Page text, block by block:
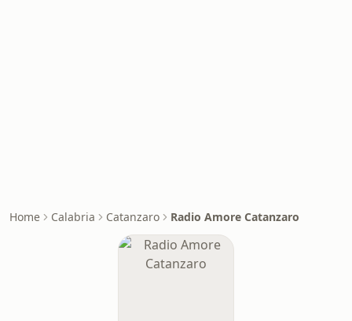
Home Calabria Catanzaro Radio Amore Catanzaro